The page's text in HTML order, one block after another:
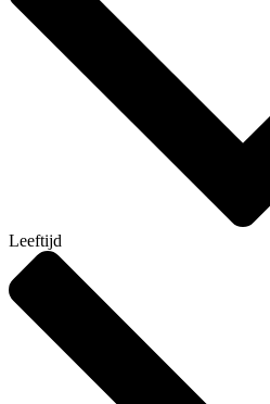
Leeftijd